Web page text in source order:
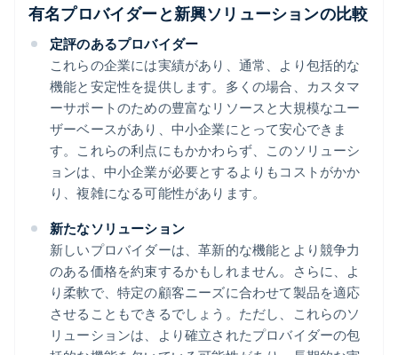
有名プロバイダーと新興ソリューションの比較
定評のあるプロバイダー
これらの企業には実績があり、通常、より包括的な
機能と安定性を提供します。多くの場合、カスタマ
ーサポートのための豊富なリソースと大規模なユー
ザーベースがあり、中小企業にとって安心できま
す。これらの利点にもかかわらず、このソリューシ
ョンは、中小企業が必要とするよりもコストがかか
り、複雑になる可能性があります。
新たなソリューション
新しいプロバイダーは、革新的な機能とより競争力
のある価格を約束するかもしれません。さらに、よ
り柔軟で、特定の顧客ニーズに合わせて製品を適応
させることもできるでしょう。ただし、これらのソ
リューションは、より確立されたプロバイダーの包